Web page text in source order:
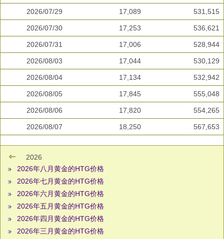
2026/07/29 17,089 531,515
2026/07/30 17,253 536,621
2026/07/31 17,006 528,944
2026/08/03 17,044 530,129
2026/08/04 17,134 532,942
2026/08/05 17,845 555,048
2026/08/06 17,820 554,265
2026/08/07 18,250 567,653
2026
2026年八月黄金的HTG价格
2026年七月黄金的HTG价格
2026年六月黄金的HTG价格
2026年五月黄金的HTG价格
2026年四月黄金的HTG价格
2026年三月黄金的HTG价格